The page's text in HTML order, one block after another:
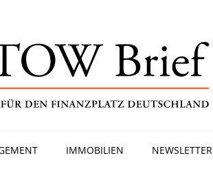
IMMOBILIEN NEWSLETTER